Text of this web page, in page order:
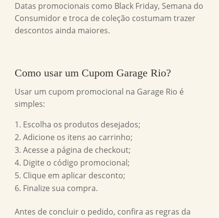
Datas promocionais como Black Friday, Semana do
Consumidor e troca de coleção costumam trazer
descontos ainda maiores.
Como usar um Cupom Garage Rio?
Usar um cupom promocional na Garage Rio é
simples:
Escolha os produtos desejados;
Adicione os itens ao carrinho;
Acesse a página de checkout;
Digite o código promocional;
Clique em aplicar desconto;
Finalize sua compra.
Antes de concluir o pedido, confira as regras da